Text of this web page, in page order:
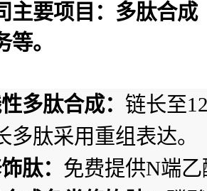
主要项目：多肽合
。
多肽合成： 链长至
多肽采用重组表达。
肽： 免费提供N端